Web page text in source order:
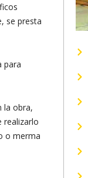
se presta
para
la obra,
realizarlo
o merma